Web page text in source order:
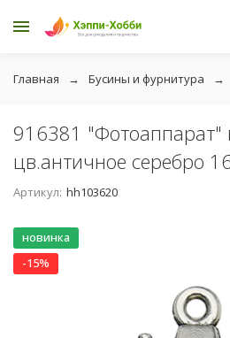
Главная Бусины и фурнитура
916381 "Фотоаппарат"
цв.античное серебро
Артикул: hh103620
новинка
-15%